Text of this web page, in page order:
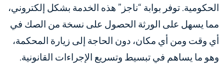
الحكومية. توفر بوابة “ناجز” هذه الخدمة بشكل إلكتروني،
مما يسهل على الورثة الحصول على نسخة من الصك في
أي وقت ومن أي مكان، دون الحاجة إلى زيارة المحكمة،
وهو ما يساهم في تبسيط وتسريع الإجراءات القانونية.